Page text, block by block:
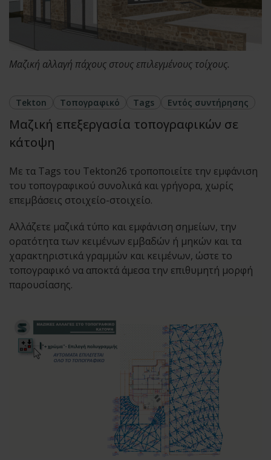
Μαζική αλλαγή πάχους στους επιλεγμένους τοίχους.
Tekton Τοπογραφικό Tags Εντός συντήρησης
Μαζική επεξεργασία τοπογραφικών σε
κάτοψη
Με τα Tags του Tekton26 τροποποιείτε την εμφάνιση
του τοπογραφικού συνολικά και γρήγορα, χωρίς
επεμβάσεις στοιχείο-στοιχείο.
Αλλάζετε μαζικά τύπο και εμφάνιση σημείων, την
ορατότητα των κειμένων εμβαδών ή μηκών και τα
χαρακτηριστικά γραμμών και κειμένων, ώστε το
τοπογραφικό να αποκτά άμεσα την επιθυμητή μορφή
παρουσίασης.